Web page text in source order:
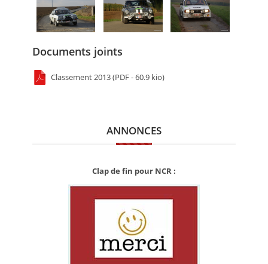
Documents joints
Classement 2013 (PDF - 60.9 kio)
ANNONCES
Clap de fin pour NCR :